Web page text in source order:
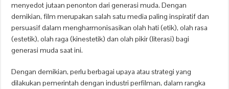
menyedot jutaan penonton dari generasi muda. Dengan
demikian, film merupakan salah satu media paling inspiratif dan
persuasif dalam mengharmonisasikan olah hati (etik), olah rasa
(estetik), olah raga (kinestetik) dan olah pikir (literasi) bagi
generasi muda saat ini.
Dengan demikian, perlu berbagai upaya atau strategi yang
dilakukan pemerintah dengan industri perfilman, dalam rangka